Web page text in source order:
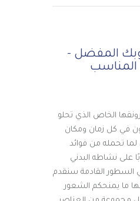
المفضل -
المناسب
الخاص الذي تحلو
في كل زمان ومكان
تحمله من فوائد
على نشاطه البدني
السطور القادمة سنقدم
ما يمنحكم الشعور